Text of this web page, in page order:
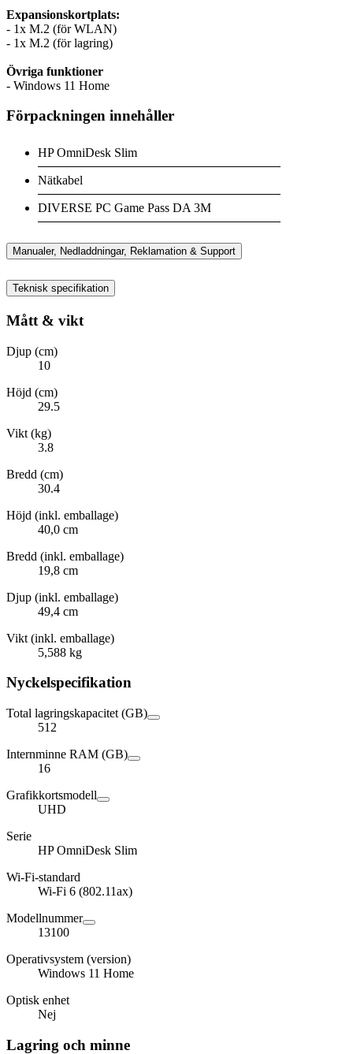
Expansionskortplats:
- 1x M.2 (för WLAN)
- 1x M.2 (för lagring)
Övriga funktioner
- Windows 11 Home
Förpackningen innehåller
HP OmniDesk Slim
Nätkabel
DIVERSE PC Game Pass DA 3M
Manualer, Nedladdningar, Reklamation & Support
Teknisk specifikation
Mått & vikt
Djup (cm)
10
Höjd (cm)
29.5
Vikt (kg)
3.8
Bredd (cm)
30.4
Höjd (inkl. emballage)
40,0 cm
Bredd (inkl. emballage)
19,8 cm
Djup (inkl. emballage)
49,4 cm
Vikt (inkl. emballage)
5,588 kg
Nyckelspecifikation
Total lagringskapacitet (GB)
512
Internminne RAM (GB)
16
Grafikkortsmodell
UHD
Serie
HP OmniDesk Slim
Wi-Fi-standard
Wi-Fi 6 (802.11ax)
Modellnummer
13100
Operativsystem (version)
Windows 11 Home
Optisk enhet
Nej
Lagring och minne